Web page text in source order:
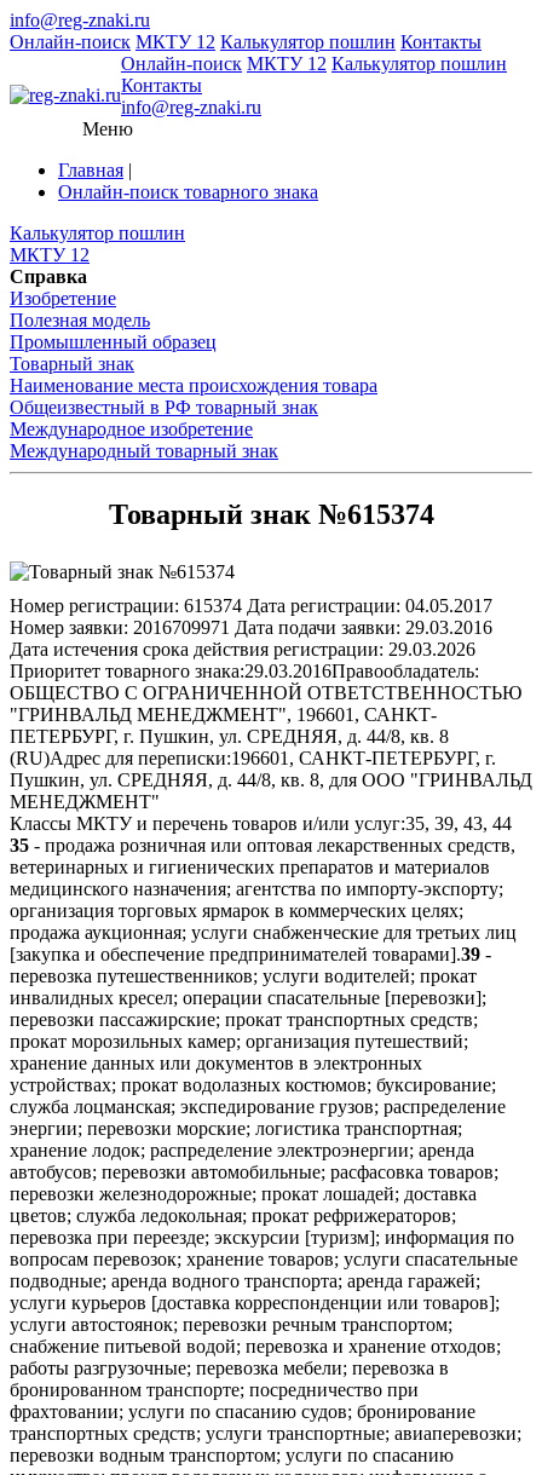
info@reg-znaki.ru
Онлайн-поиск МКТУ 12 Калькулятор пошлин Контакты
Онлайн-поиск МКТУ 12 Калькулятор пошлин
Контакты
info@reg-znaki.ru
Меню
Главная |
Онлайн-поиск товарного знака
Калькулятор пошлин
МКТУ 12
Справка
Изобретение
Полезная модель
Промышленный образец
Товарный знак
Наименование места происхождения товара
Общеизвестный в РФ товарный знак
Международное изобретение
Международный товарный знак
Товарный знак №615374
Номер регистрации: 615374 Дата регистрации: 04.05.2017
Номер заявки: 2016709971 Дата подачи заявки: 29.03.2016
Дата истечения срока действия регистрации: 29.03.2026
Приоритет товарного знака:29.03.2016Правообладатель:
ОБЩЕСТВО С ОГРАНИЧЕННОЙ ОТВЕТСТВЕННОСТЬЮ
"ГРИНВАЛЬД МЕНЕДЖМЕНТ", 196601, САНКТ-
ПЕТЕРБУРГ, г. Пушкин, ул. СРЕДНЯЯ, д. 44/8, кв. 8
(RU)Адрес для переписки:196601, САНКТ-ПЕТЕРБУРГ, г.
Пушкин, ул. СРЕДНЯЯ, д. 44/8, кв. 8, для ООО "ГРИНВАЛЬД
МЕНЕДЖМЕНТ"
Классы МКТУ и перечень товаров и/или услуг:35, 39, 43, 44
35 - продажа розничная или оптовая лекарственных средств,
ветеринарных и гигиенических препаратов и материалов
медицинского назначения; агентства по импорту-экспорту;
организация торговых ярмарок в коммерческих целях;
продажа аукционная; услуги снабженческие для третьих лиц
[закупка и обеспечение предпринимателей товарами].39 -
перевозка путешественников; услуги водителей; прокат
инвалидных кресел; операции спасательные [перевозки];
перевозки пассажирские; прокат транспортных средств;
прокат морозильных камер; организация путешествий;
хранение данных или документов в электронных
устройствах; прокат водолазных костюмов; буксирование;
служба лоцманская; экспедирование грузов; распределение
энергии; перевозки морские; логистика транспортная;
хранение лодок; распределение электроэнергии; аренда
автобусов; перевозки автомобильные; расфасовка товаров;
перевозки железнодорожные; прокат лошадей; доставка
цветов; служба ледокольная; прокат рефрижераторов;
перевозка при переезде; экскурсии [туризм]; информация по
вопросам перевозок; хранение товаров; услуги спасательные
подводные; аренда водного транспорта; аренда гаражей;
услуги курьеров [доставка корреспонденции или товаров];
услуги автостоянок; перевозки речным транспортом;
снабжение питьевой водой; перевозка и хранение отходов;
работы разгрузочные; перевозка мебели; перевозка в
бронированном транспорте; посредничество при
фрахтовании; услуги по спасанию судов; бронирование
транспортных средств; услуги транспортные; авиаперевозки;
перевозки водным транспортом; услуги по спасанию